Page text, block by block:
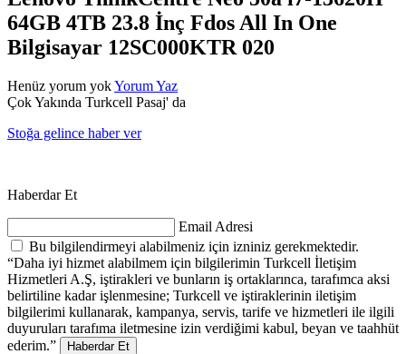
64GB 4TB 23.8 İnç Fdos All In One
Bilgisayar 12SC000KTR 020
Henüz yorum yokYorum Yaz
Çok Yakında Turkcell Pasaj' da
Stoğa gelince haber ver
Haberdar Et
Email Adresi
Bu bilgilendirmeyi alabilmeniz için izniniz gerekmektedir.
“Daha iyi hizmet alabilmem için bilgilerimin Turkcell İletişim
Hizmetleri A.Ş, iştirakleri ve bunların iş ortaklarınca, tarafımca aksi
belirtiline kadar işlenmesine; Turkcell ve iştiraklerinin iletişim
bilgilerimi kullanarak, kampanya, servis, tarife ve hizmetleri ile ilgili
duyuruları tarafıma iletmesine izin verdiğimi kabul, beyan ve taahhüt
ederim.”
Haberdar Et